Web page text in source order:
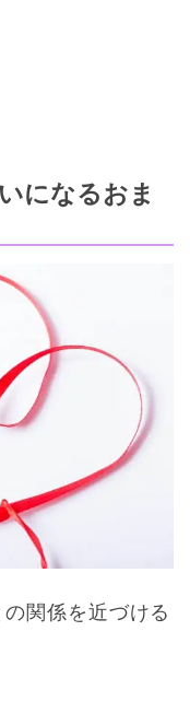
になるおま
関係を近づける